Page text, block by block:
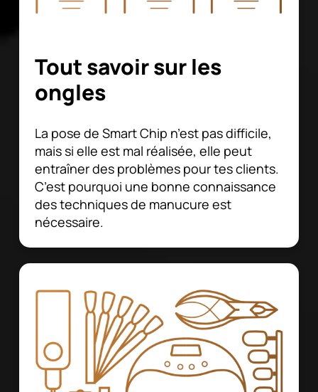
Tout savoir sur les
ongles
La pose de Smart Chip n’est pas difficile,
mais si elle est mal réalisée, elle peut
entraîner des problèmes pour tes clients.
C’est pourquoi une bonne connaissance
des techniques de manucure est
nécessaire.